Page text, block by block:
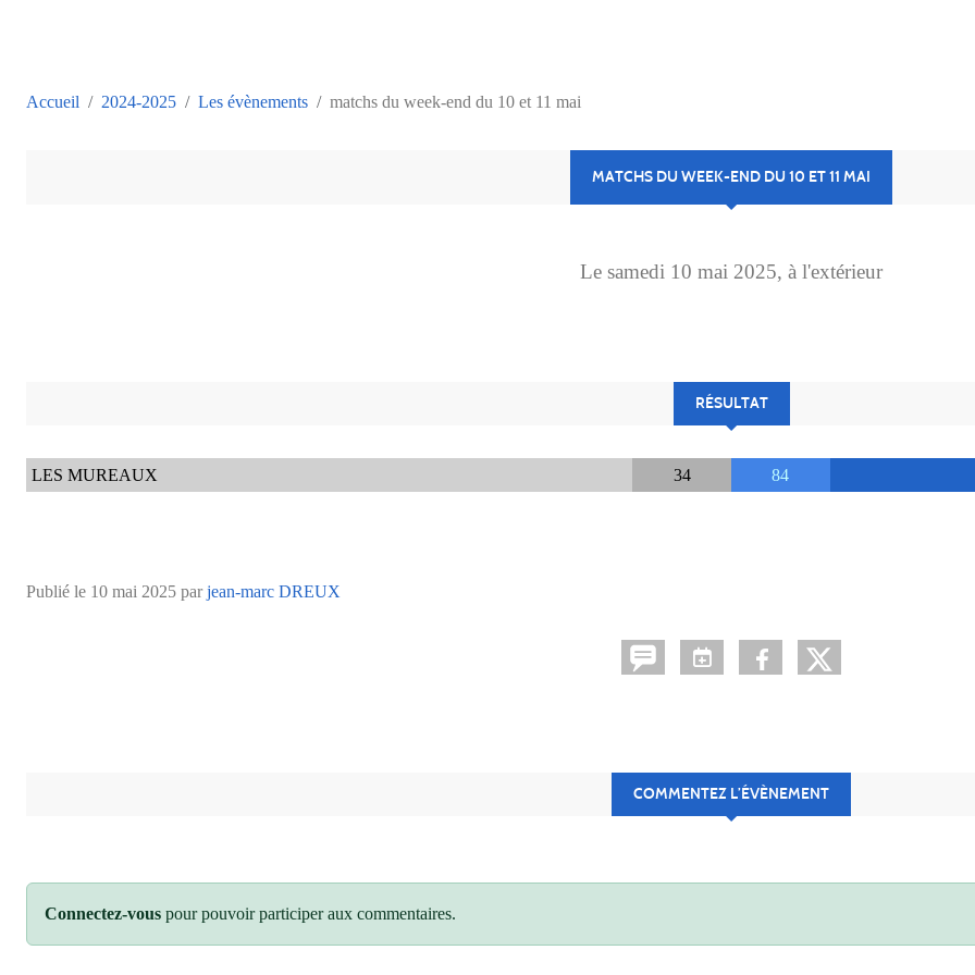
Accueil 2024-2025 Les évènements matchs du week-end du 10 et 11 mai
MATCHS DU WEEK-END DU 10 ET 11 MAI
Le samedi 10 mai 2025, à l'extérieur
RÉSULTAT
LES MUREAUX 34 84
Publié le 10 mai 2025 parjean-marc DREUX
COMMENTEZ L’ÉVÈNEMENT
Connectez-vous pour pouvoir participer aux commentaires.